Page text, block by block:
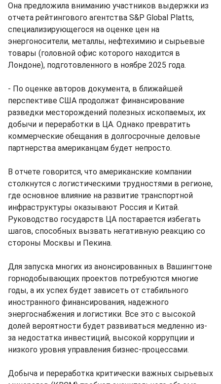
Она предложила вниманию участников выдержки из
отчета рейтингового агентства S&P Global Platts,
специализирующегося на оценке цен на
энергоносители, металлы, нефтехимию и сырьевые
товары (головной офис которого находится в
Лондоне), подготовленного в ноябре 2025 года.
- По оценке авторов документа, в ближайшей
перспективе США продолжат финансирование
разведки месторождений полезных ископаемых, их
добычи и переработки в ЦА. Однако превратить
коммерческие обещания в долгосрочные деловые
партнерства американцам будет непросто.
В отчете говорится, что американские компании
столкнутся с логистическими трудностями в регионе,
где основное влияние на развитие транспортной
инфраструктуры оказывают Россия и Китай.
Руководство государств ЦА постарается избегать
шагов, способных вызвать негативную реакцию со
стороны Москвы и Пекина.
Для запуска многих из анонсированных в Вашингтоне
горнодобывающих проектов потребуются многие
годы, а их успех будет зависеть от стабильного
иностранного финансирования, надежного
энергоснабжения и логистики. Все это с высокой
долей вероятности будет развиваться медленно из-
за недостатка инвестиций, высокой коррупции и
низкого уровня управления бизнес-процессами.
Добыча и переработка критически важных сырьевых